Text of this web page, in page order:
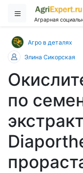
Аграрная
Агро в деталях
Элина Сикорская
по